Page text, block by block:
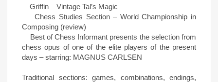
Griffin – Vintage Tal’s Magic
Chess Studies Section – World Championship in
Composing (review)
Best of Chess Informant presents the selection from
chess opus of one of the elite players of the present
days – starring: MAGNUS CARLSEN
Traditional sections: games, combinations, endings,